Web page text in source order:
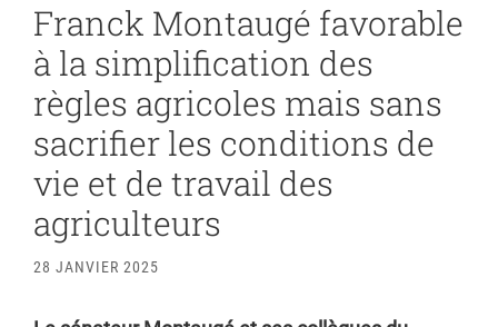
Franck Montaugé favorable
à la simplification des
règles agricoles mais sans
sacrifier les conditions de
vie et de travail des
agriculteurs
28 JANVIER 2025